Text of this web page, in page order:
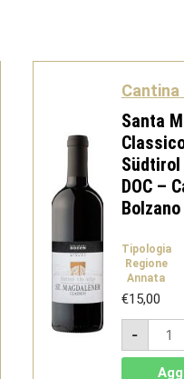
Cantina
Santa
DOC –
Bolzano
Tipologia
Regione
Annata
€15,00
-
Santa
2024